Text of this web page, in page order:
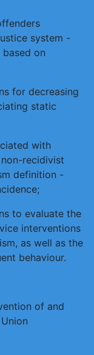
system -
on
for decreasing
static
with
recidivist
definition -
to evaluate the
interventions
as well as the
behaviour.